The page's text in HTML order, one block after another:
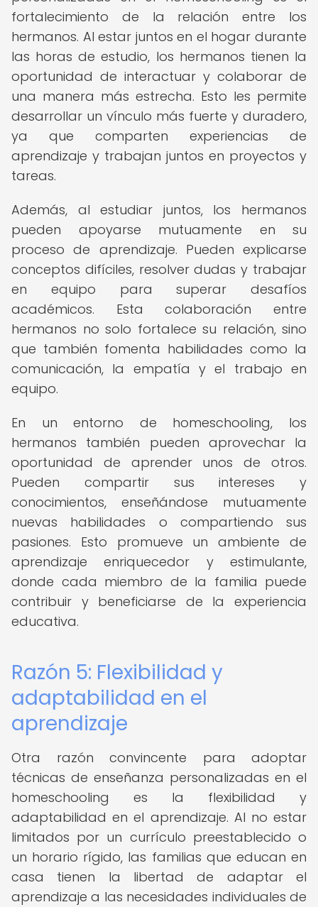
fortalecimiento de la relación entre los
hermanos. Al estar juntos en el hogar durante
las horas de estudio, los hermanos tienen la
oportunidad de interactuar y colaborar de
una manera más estrecha. Esto les permite
desarrollar un vínculo más fuerte y duradero,
ya que comparten experiencias de
aprendizaje y trabajan juntos en proyectos y
tareas.
Además, al estudiar juntos, los hermanos
pueden apoyarse mutuamente en su
proceso de aprendizaje. Pueden explicarse
conceptos difíciles, resolver dudas y trabajar
en equipo para superar desafíos
académicos. Esta colaboración entre
hermanos no solo fortalece su relación, sino
que también fomenta habilidades como la
comunicación, la empatía y el trabajo en
equipo.
En un entorno de homeschooling, los
hermanos también pueden aprovechar la
oportunidad de aprender unos de otros.
Pueden compartir sus intereses y
conocimientos, enseñándose mutuamente
nuevas habilidades o compartiendo sus
pasiones. Esto promueve un ambiente de
aprendizaje enriquecedor y estimulante,
donde cada miembro de la familia puede
contribuir y beneficiarse de la experiencia
educativa.
Razón 5: Flexibilidad y
adaptabilidad en el
aprendizaje
Otra razón convincente para adoptar
técnicas de enseñanza personalizadas en el
homeschooling es la flexibilidad y
adaptabilidad en el aprendizaje. Al no estar
limitados por un currículo preestablecido o
un horario rígido, las familias que educan en
casa tienen la libertad de adaptar el
aprendizaje a las necesidades individuales de